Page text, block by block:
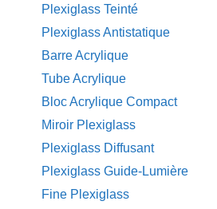
Plexiglass Teinté
Plexiglass Antistatique
Barre Acrylique
Tube Acrylique
Bloc Acrylique Compact
Miroir Plexiglass
Plexiglass Diffusant
Plexiglass Guide-Lumière
Fine Plexiglass